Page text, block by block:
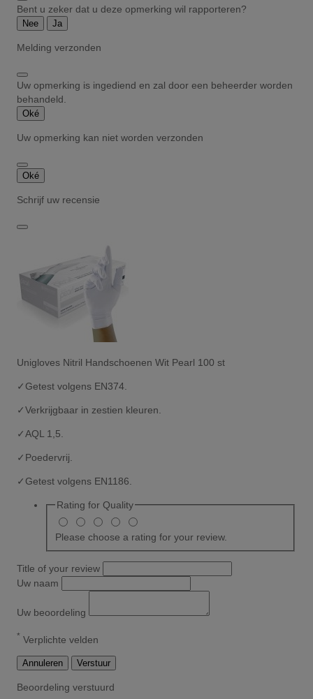
Bent u zeker dat u deze opmerking wil rapporteren?
Nee Ja
Melding verzonden
Uw opmerking is ingediend en zal door een beheerder worden
behandeld.
Oké
Uw opmerking kan niet worden verzonden
Oké
Schrijf uw recensie
Unigloves Nitril Handschoenen Wit Pearl 100 st
✓ Getest volgens EN374.
✓Verkrijgbaar in zestien kleuren.
✓AQL 1,5.
✓ Poedervrij.
✓ Getest volgens EN1186.
Rating for Quality
Please choose a rating for your review.
Title of your review
Uw naam
Uw beoordeling
* Verplichte velden
Annuleren Verstuur
Beoordeling verstuurd